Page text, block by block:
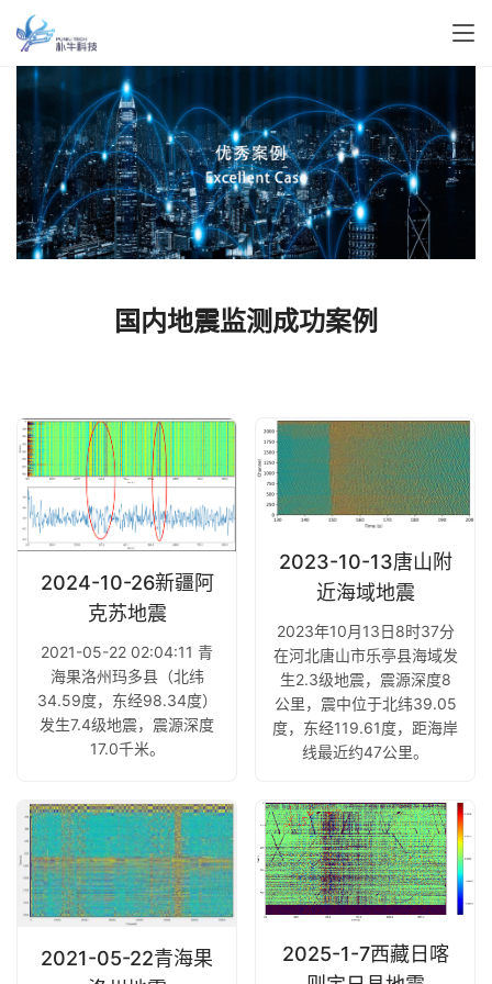
国内地震监测成功案例
2024-10-26新疆阿
克苏地震
2021-05-22 02:04:11 青
海果洛州玛多县（北纬
34.59度，东经98.34度）
发生7.4级地震，震源深度
17.0千米。
2023-10-13唐山附
近海域地震
2023年10月13日8时37分
在河北唐山市乐亭县海域发
生2.3级地震，震源深度8
公里，震中位于北纬39.05
度，东经119.61度，距海岸
线最近约47公里。
2021-05-22青海果
2025-1-7西藏日喀